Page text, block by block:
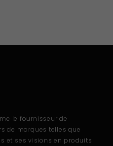
le fournisseur de
de marques telles que
et ses visions en produits